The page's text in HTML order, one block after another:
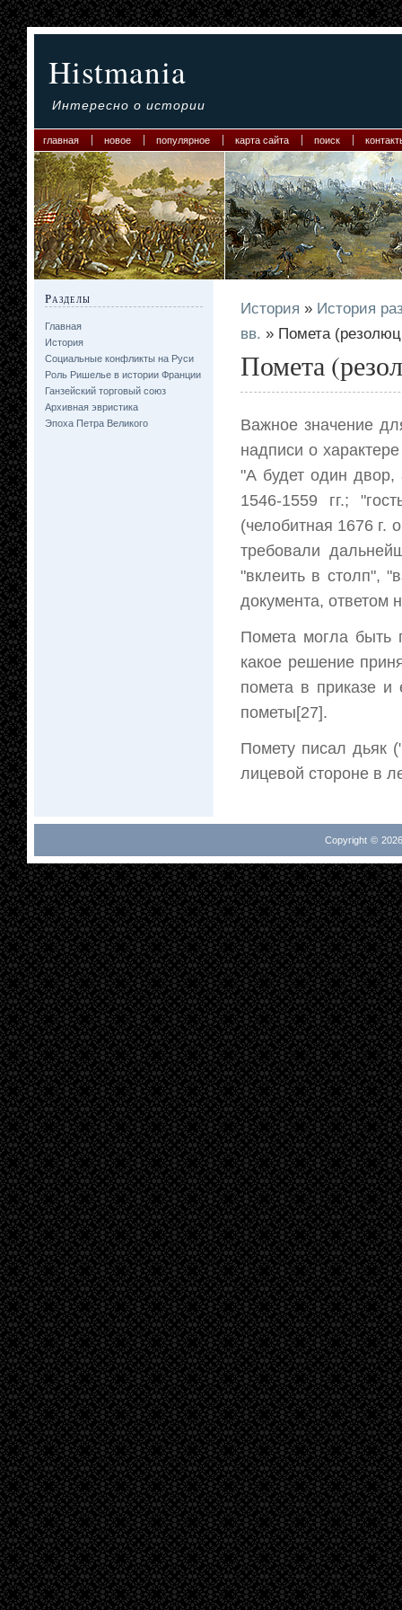
Histmania
Интересно о истории
главная новое популярное карта сайта поиск
Разделы
Главная
История
Социальные конфликты на Руси
Роль Ришелье в истории Франции
Ганзейский торговый союз
Архивная эвристика
Эпоха Петра Великого
История » История
вв. » Помета
Помета
Важное значение
надписи о
"А будет один
1546-1559 гг.;
(челобитная 1676 г.
требовали
"вклеить в столп",
документа, ответом
Помета могла быть
какое решение
помета в приказе и
пометы[27].
Помету писал дьяк
лицевой стороне в
Copyright ©